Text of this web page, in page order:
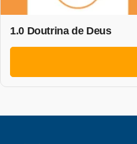
1.0 Doutrina de Deus